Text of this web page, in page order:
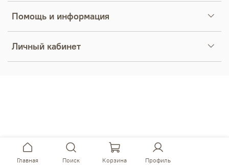
Помощь и информация
Личный кабинет
Главная Поиск Корзина Профиль